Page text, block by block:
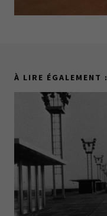
À LIRE ÉGALEMENT :